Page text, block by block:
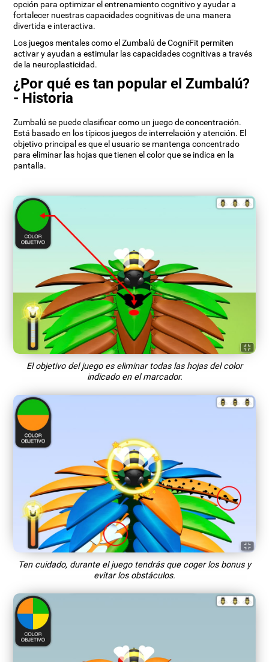
opción para optimizar el entrenamiento cognitivo y ayudar a
fortalecer nuestras capacidades cognitivas de una manera
divertida e interactiva.
Los juegos mentales como el Zumbalú de CogniFit permiten
activar y ayudan a estimular las capacidades cognitivas a través
de la neuroplasticidad.
¿Por qué es tan popular el Zumbalú?
- Historia
Zumbalú se puede clasificar como un juego de concentración.
Está basado en los típicos juegos de interrelación y atención. El
objetivo principal es que el usuario se mantenga concentrado
para eliminar las hojas que tienen el color que se indica en la
pantalla.
El objetivo del juego es eliminar todas las hojas del color
indicado en el marcador.
Ten cuidado, durante el juego tendrás que coger los bonus y
evitar los obstáculos.